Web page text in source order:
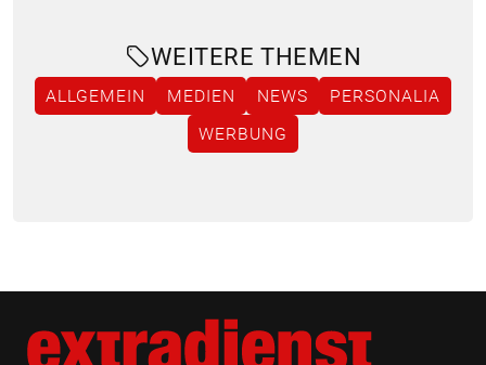
WEITERE THEMEN
ALLGEMEIN MEDIEN NEWS
PERSONALIA
WERBUNG